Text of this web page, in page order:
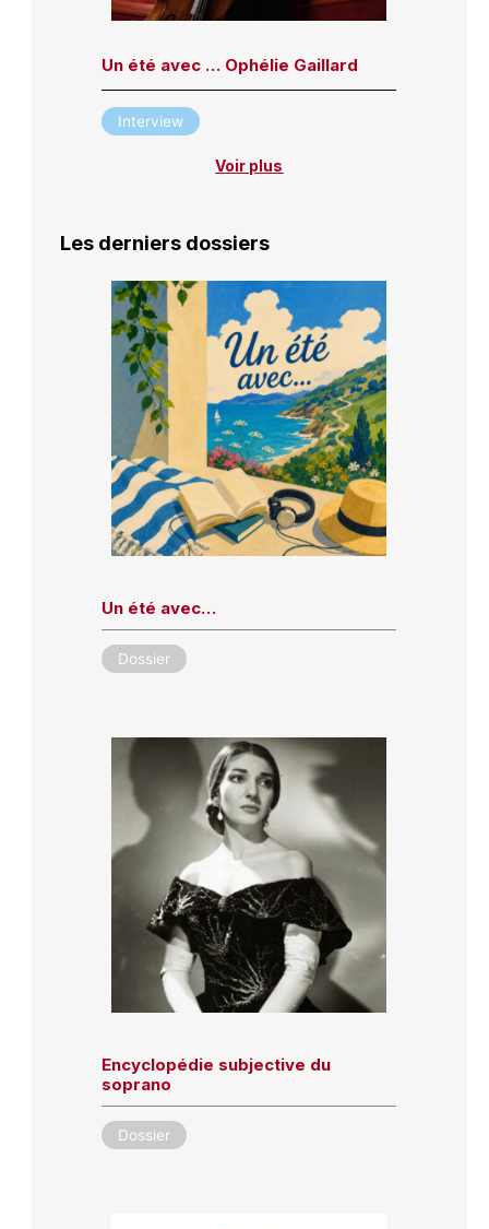
Un été avec … Ophélie Gaillard
Interview
Voir plus
Les derniers dossiers
Un été avec…
Dossier
Encyclopédie subjective du
soprano
Dossier